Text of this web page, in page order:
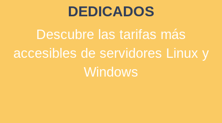
DEDICADOS
Descubre las tarifas más
accesibles de servidores Linux y
Windows